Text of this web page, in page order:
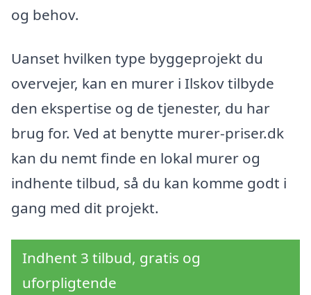
og behov.
Uanset hvilken type byggeprojekt du
overvejer, kan en murer i Ilskov tilbyde
den ekspertise og de tjenester, du har
brug for. Ved at benytte murer-priser.dk
kan du nemt finde en lokal murer og
indhente tilbud, så du kan komme godt i
gang med dit projekt.
Indhent 3 tilbud, gratis og
uforpligtende